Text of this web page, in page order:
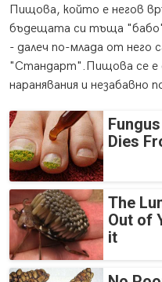
Пищова, който е негов
бъдещата си тъща
- далеч по-млада от него
"Стандарт".Пищова се е
наранявания и
Dies
The
Out of
it